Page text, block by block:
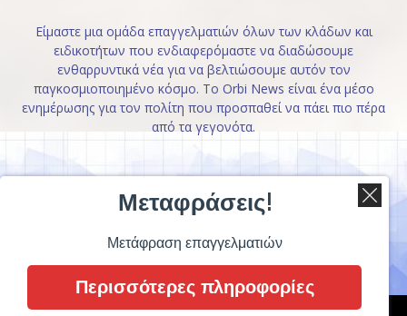
Είμαστε μια ομάδα επαγγελματιών όλων των κλάδων και
ειδικοτήτων που ενδιαφερόμαστε να διαδώσουμε
ενθαρρυντικά νέα για να βελτιώσουμε αυτόν τον
παγκοσμιοποιημένο κόσμο. Το Orbi News είναι ένα μέσο
ενημέρωσης για τον πολίτη που προσπαθεί να πάει πιο πέρα
από τα γεγονότα.
ΑΚΟΛΟΥΘΗΣΤΕ ΜΑΣ
Μεταφράσεις!
Μετάφραση επαγγελματιών
Περισσότερες πληροφορίες